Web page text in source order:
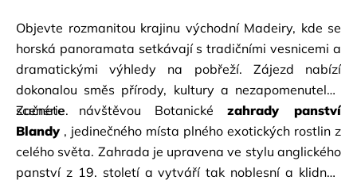
Objevte rozmanitou krajinu východní Madeiry, kde se
horská panoramata setkávají s tradičními vesnicemi a
dramatickými výhledy na pobřeží. Zájezd nabízí
dokonalou směs přírody, kultury a nezapomenutelné
scenérie.
Začnete návštěvou Botanické
zahrady panství
Blandy , jedinečného místa plného exotických rostlin z
celého světa. Zahrada je upravena ve stylu anglického
panství z 19. století a vytváří tak noblesní a klidnou